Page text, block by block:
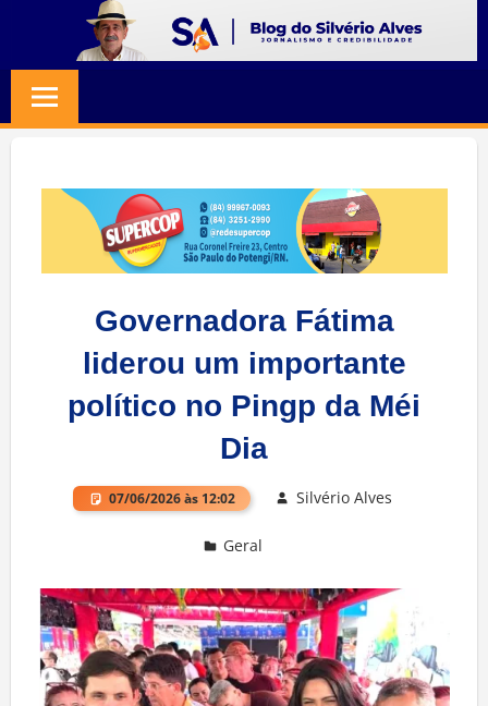
content
SILVERIO
ALVES
Jornalismo
Credibilidade
Governadora Fátima
liderou um importante
político no Pingp da Méi
Dia
07/06/2026 às 12:02 Silvério Alves
Geral